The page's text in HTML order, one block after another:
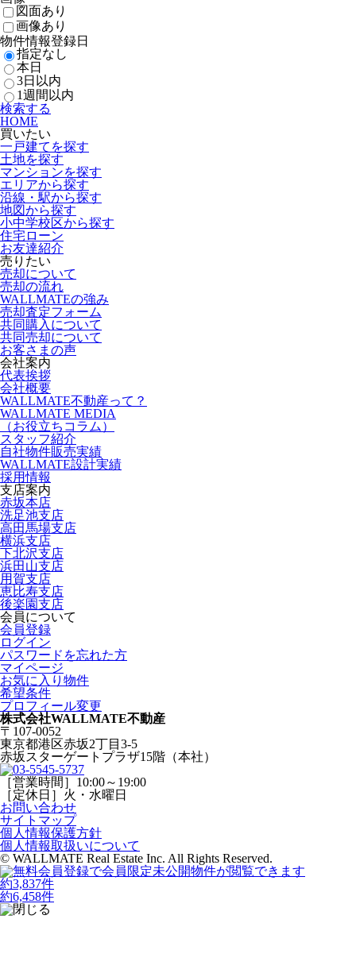
図面あり
画像あり
物件情報登録日
指定なし
本日
3日以内
1週間以内
検索する
HOME
買いたい
一戸建てを探す
土地を探す
マンションを探す
エリアから探す
沿線・駅から探す
地図から探す
小中学校区から探す
住宅ローン
お友達紹介
売りたい
売却について
売却の流れ
WALLMATEの強み
売却査定フォーム
共同購入について
共同売却について
お客さまの声
会社案内
代表挨拶
会社概要
WALLMATE不動産って？
WALLMATE MEDIA
（お役立ちコラム）
スタッフ紹介
自社物件販売実績
WALLMATE設計実績
採用情報
支店案内
赤坂本店
洗足池支店
高田馬場支店
横浜支店
下北沢支店
浜田山支店
用賀支店
恵比寿支店
後楽園支店
会員について
会員登録
ログイン
パスワードを忘れた方
マイページ
お気に入り物件
希望条件
プロフィール変更
株式会社WALLMATE不動産
〒107-0052
東京都港区赤坂2丁目3-5
赤坂スターゲートプラザ15階（本社）
［営業時間］10:00～19:00
［定休日］火・水曜日
お問い合わせ
サイトマップ
個人情報保護方針
個人情報取扱いについて
© WALLMATE Real Estate Inc. All Rights Reserved.
約3,837件
約6,458件